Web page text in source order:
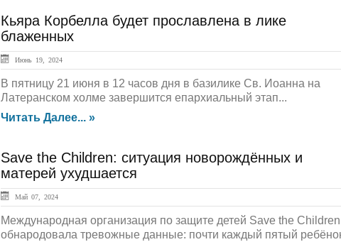
Кьяра Корбелла будет прославлена в лике
блаженных
Июнь 19, 2024
В пятницу 21 июня в 12 часов дня в базилике Св. Иоанна на
Латеранском холме завершится епархиальный этап...
Читать Далее... »
Save the Children: ситуация новорождённых и
матерей ухудшается
Май 07, 2024
Международная организация по защите детей Save the Children
обнародовала тревожные данные: почти каждый пятый